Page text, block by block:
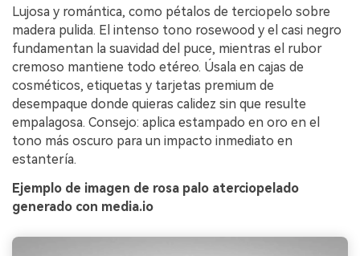
Lujosa y romántica, como pétalos de terciopelo sobre
madera pulida. El intenso tono rosewood y el casi negro
fundamentan la suavidad del puce, mientras el rubor
cremoso mantiene todo etéreo. Úsala en cajas de
cosméticos, etiquetas y tarjetas premium de
desempaque donde quieras calidez sin que resulte
empalagosa. Consejo: aplica estampado en oro en el
tono más oscuro para un impacto inmediato en
estantería.
Ejemplo de imagen de rosa palo aterciopelado
generado con media.io